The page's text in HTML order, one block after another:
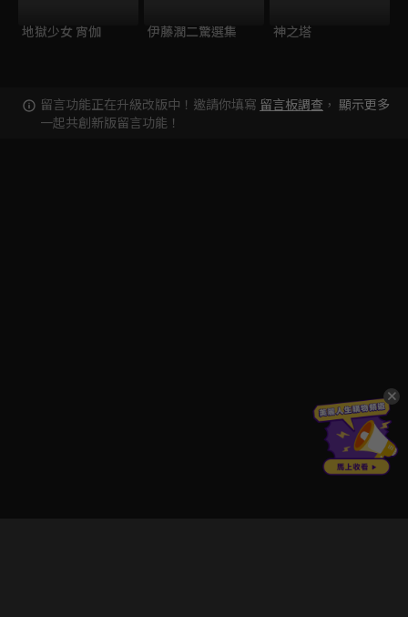
地獄少女 宵伽 伊藤潤二驚選集 神之塔
留言功能正在升級改版中！邀請你填寫 留言板調查 ，
一起共創新版留言功能！
顯示更多